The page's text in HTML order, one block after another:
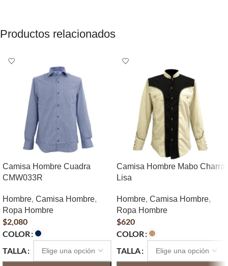
Productos relacionados
Camisa Hombre Cuadra
CMW033R
Hombre, Camisa Hombre,
Ropa Hombre
$2,080
COLOR
TALLA
Camisa Hombre Mabo Charra
Lisa
Hombre, Camisa Hombre,
Ropa Hombre
$620
COLOR
TALLA